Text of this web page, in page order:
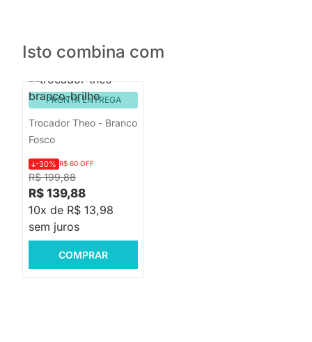
Isto combina com
PRONTA ENTREGA
Trocador Theo - Branco
Fosco
R$ 199,88
-30% R$ 60 OFF
R$ 139,88
10x de R$ 13,98
sem juros
COMPRAR